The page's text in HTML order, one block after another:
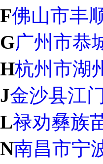
F佛山市丰
G广州市恭
H杭州市湖
J金沙县江
L禄劝彝族
N南昌市宁